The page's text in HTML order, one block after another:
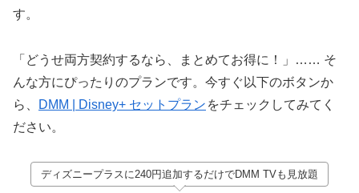
す。
「どうせ両方契約するなら、まとめてお得に！」…… そ
んな方にぴったりのプランです。今すぐ以下のボタンか
ら、
DMM | Disney+ セットプラン をチェックしてみてく
ださい。
ディズニープラスに240円追加するだけでDMM TVも見放題